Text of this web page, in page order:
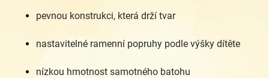
pevnou konstrukci, která drží tvar
nastavitelné ramenní popruhy podle výšky dítěte
nízkou hmotnost samotného batohu